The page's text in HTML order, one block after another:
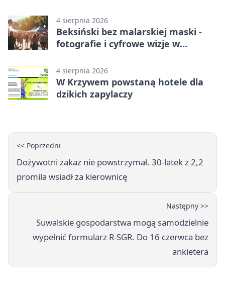
4 sierpnia 2026
Beksiński bez malarskiej maski -
fotografie i cyfrowe wizje w
4 sierpnia 2026
W Krzywem powstaną hotele dla
dzikich zapylaczy
<< Poprzedni
Dożywotni zakaz nie powstrzymał. 30-latek z 2,2
promila wsiadł za kierownicę
Następny >>
Suwalskie gospodarstwa mogą samodzielnie
wypełnić formularz R-SGR. Do 16 czerwca bez
ankietera